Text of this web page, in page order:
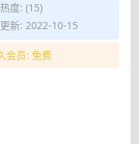
度: (15)
新: 2022-10-15
会员: 免费